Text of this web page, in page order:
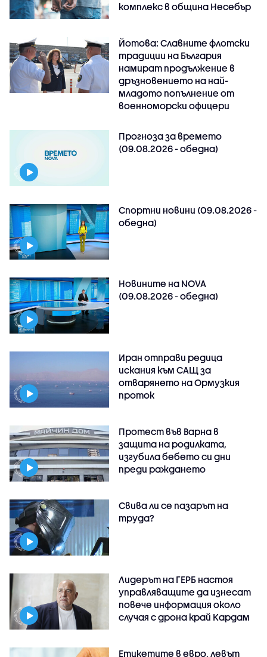
комплекс в община Несебър
Йотова: Славните флотски
традиции на България
намират продължение в
дръзновението на най-
младото попълнение от
военноморски офицери
Прогноза за времето
(09.08.2026 - обедна)
Спортни новини (09.08.2026 -
обедна)
Новините на NOVA
(09.08.2026 - обедна)
Иран отправи редица
искания към САЩ за
отварянето на Ормузкия
проток
Протест във Варна в
защита на родилката,
изгубила бебето си дни
преди раждането
Свива ли се пазарът на
труда?
Лидерът на ГЕРБ настоя
управляващите да изнесат
повече информация около
случая с дрона край Кардам
Етикетите в евро, левът